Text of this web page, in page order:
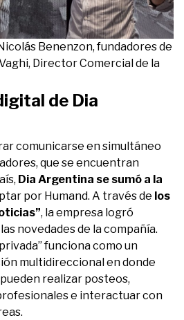
Benenzon, fundadores de
Director Comercial de la
de Dia
comunicarse en simultáneo
que se encuentran
Dia Argentina se sumó a la
por Humand. A través de los
, la empresa logró
novedades de la compañía.
funciona como un
multidireccional en donde
realizar posteos,
e interactuar con